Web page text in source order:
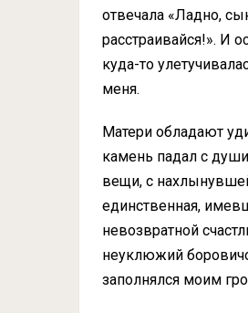
отвечала «Ладно,
расстраивайся!». И
куда-то
меня.
Матери обладают
камень падал с
вещи, с
единственная,
невозвратной
неуклюжий
заполнялся моим